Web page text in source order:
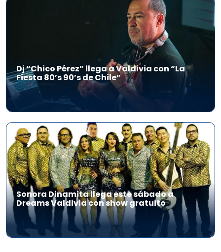
Dj “Chico Pérez” llega a Valdivia con “La
Fiesta 80’s 90’s de Chile”
Sonora Dinamita llega este sábado a
Dreams Valdivia con show gratuito